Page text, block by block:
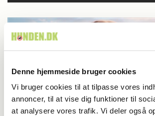
Denne hjemmeside bruger cookies
Vi bruger cookies til at tilpasse vores
annoncer, til at vise dig funktioner til
at analysere vores trafik. Vi deler også